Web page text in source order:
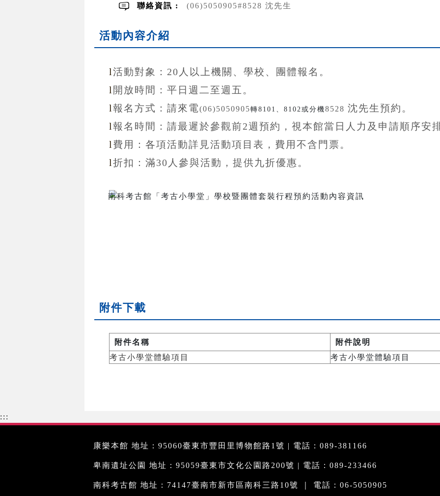
聯絡資訊 : (06)5050905#8528 沈先生
活動內容介紹
l活動對象：20 人以上機關、學校、團體報名。
l 開放時間： 平日週二至週五。
l報名方式： 請來電(06)5050905轉8101、8102或分機8528 沈先生預約。
l報名 時間： 請最遲於參觀前2週預約，視本館當日人力及申請順序安
l 費用：各項活動詳見活動項目表，費用不含 門票。
l折扣 ：滿30 人參與活動，提供九折優惠 。
附件下載
附件名稱
附件說明
考古小學堂體驗項目
考古小學堂體驗項目
:::
康樂本館 地址：95060臺東市豐田里博物館路1號 | 電話：089-381166
卑南遺址公園 地址：95059臺東市文化公園路200號 | 電話：089-233466
南科考古館 地址：74147臺南市新市區南科三路10號 ｜ 電話：06-5050905